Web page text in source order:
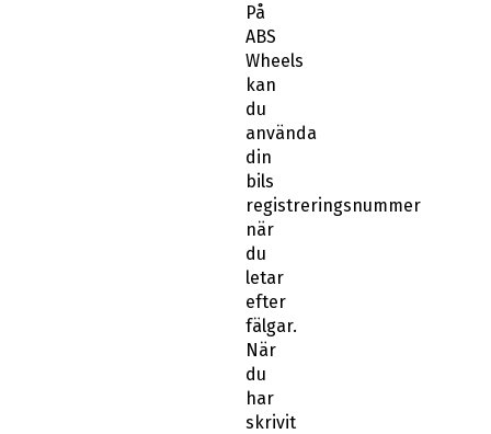
På
ABS
Wheels
kan
du
använda
din
bils
registreringsnummer
när
du
letar
efter
fälgar.
När
du
har
skrivit